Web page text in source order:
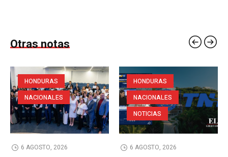
Otras notas
HONDURAS
NACIONALES
6 AGOSTO, 2026
HONDURAS
NACIONALES
NOTICIAS
6 AGOSTO, 2026